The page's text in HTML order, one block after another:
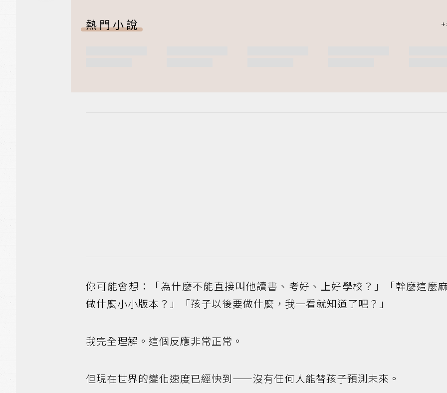
熱門小說
你可能會想：「為什麼不能直接叫他讀書、考好、上好學校？」「幹麼這麼
做什麼小小版本？」「孩子以後要做什麼，我一看就知道了吧？」
我完全理解。這個反應非常正常。
但現在世界的變化速度已經快到——沒有任何人能替孩子預測未來。